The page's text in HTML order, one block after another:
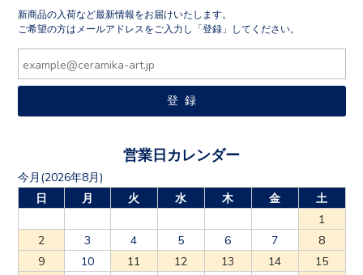
新商品の入荷など最新情報をお届けいたします。
ご希望の方はメールアドレスをご入力し「登録」してください。
営業日カレンダー
今月(2026年8月)
日
月 火 水 木 金
土
1
2
3 4 5 6 7
8
9
10 11 12 13 14
15